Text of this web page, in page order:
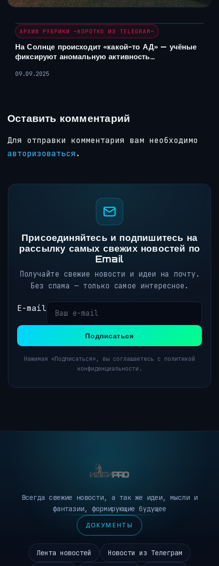
АРХИВ РУБРИКИ ~КОРОТКО ИЗ TELEGRAM~
На Солнце происходит «какой-то АД» — учёные
фиксируют аномальную активность…
09.09.2025
Оставить комментарий
Для отправки комментария вам необходимо
авторизоваться.
Присоединяйтесь и подпишитесь на
рассылку самых свежих новостей по
Email
Получайте свежие новости и идеи на почту.
Без спама — только самое интересное.
E-mail
Подписаться
Нажимая «Подписаться», вы соглашаетесь с политикой
конфиденциальности.
Всегда свежие новости, а так же идеи, мысли и
фантазии, формирующие будущее
ДОКУМЕНТЫ
Лента новостей Новости из Телеграм